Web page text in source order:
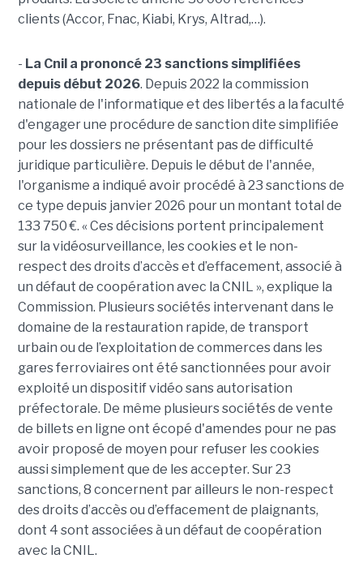
clients (Accor, Fnac, Kiabi, Krys, Altrad,…).
- La Cnil a prononcé 23 sanctions simplifiées
depuis début 2026. Depuis 2022 la commission
nationale de l'informatique et des libertés a la faculté
d'engager une procédure de sanction dite simplifiée
pour les dossiers ne présentant pas de difficulté
juridique particulière. Depuis le début de l'année,
l'organisme a indiqué avoir procédé à 23 sanctions de
ce type depuis janvier 2026 pour un montant total de
133 750 €. « Ces décisions portent principalement
sur la vidéosurveillance, les cookies et le non-
respect des droits d’accès et d’effacement, associé à
un défaut de coopération avec la CNIL », explique la
Commission. Plusieurs sociétés intervenant dans le
domaine de la restauration rapide, de transport
urbain ou de l’exploitation de commerces dans les
gares ferroviaires ont été sanctionnées pour avoir
exploité un dispositif vidéo sans autorisation
préfectorale. De même plusieurs sociétés de vente
de billets en ligne ont écopé d'amendes pour ne pas
avoir proposé de moyen pour refuser les cookies
aussi simplement que de les accepter. Sur 23
sanctions, 8 concernent par ailleurs le non-respect
des droits d’accès ou d’effacement de plaignants,
dont 4 sont associées à un défaut de coopération
avec la CNIL.